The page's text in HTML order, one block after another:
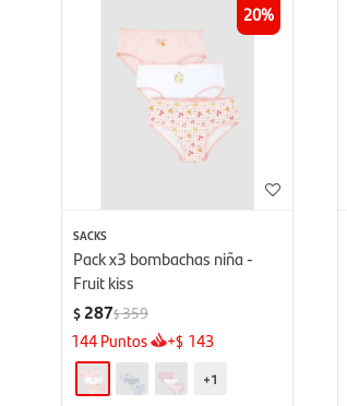
20
SACKS
Pack x3 bombachas niña -
Fruit kiss
$287$359
144Puntos +$ 143
+1